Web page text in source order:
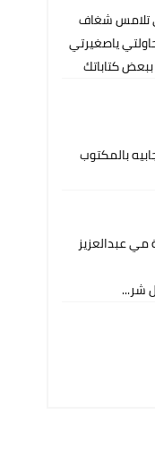
تلامس شغاف
ياصغيرتي
كتاباتك
بالمكتوب
مي عبدالعزيز
شر...